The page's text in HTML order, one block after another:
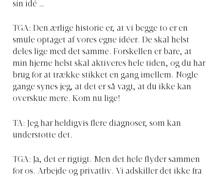
sin idé …
TGA: Den ærlige historie er, at vi begge to er en
smule optaget af vores egne idéer. De skal helst
deles lige med det samme. Forskellen er bare, at
min hjerne helst skal aktiveres hele tiden, og du har
brug for at trække stikket en gang imellem. Nogle
gange synes jeg, at det er så vagt, at du ikke kan
overskue mere. Kom nu lige!
TA: Jeg har heldigvis flere diagnoser, som kan
understøtte det.
TGA: Ja, det er rigtigt. Men det hele flyder sammen
for os. Arbejde og privatliv. Vi adskiller det ikke fra